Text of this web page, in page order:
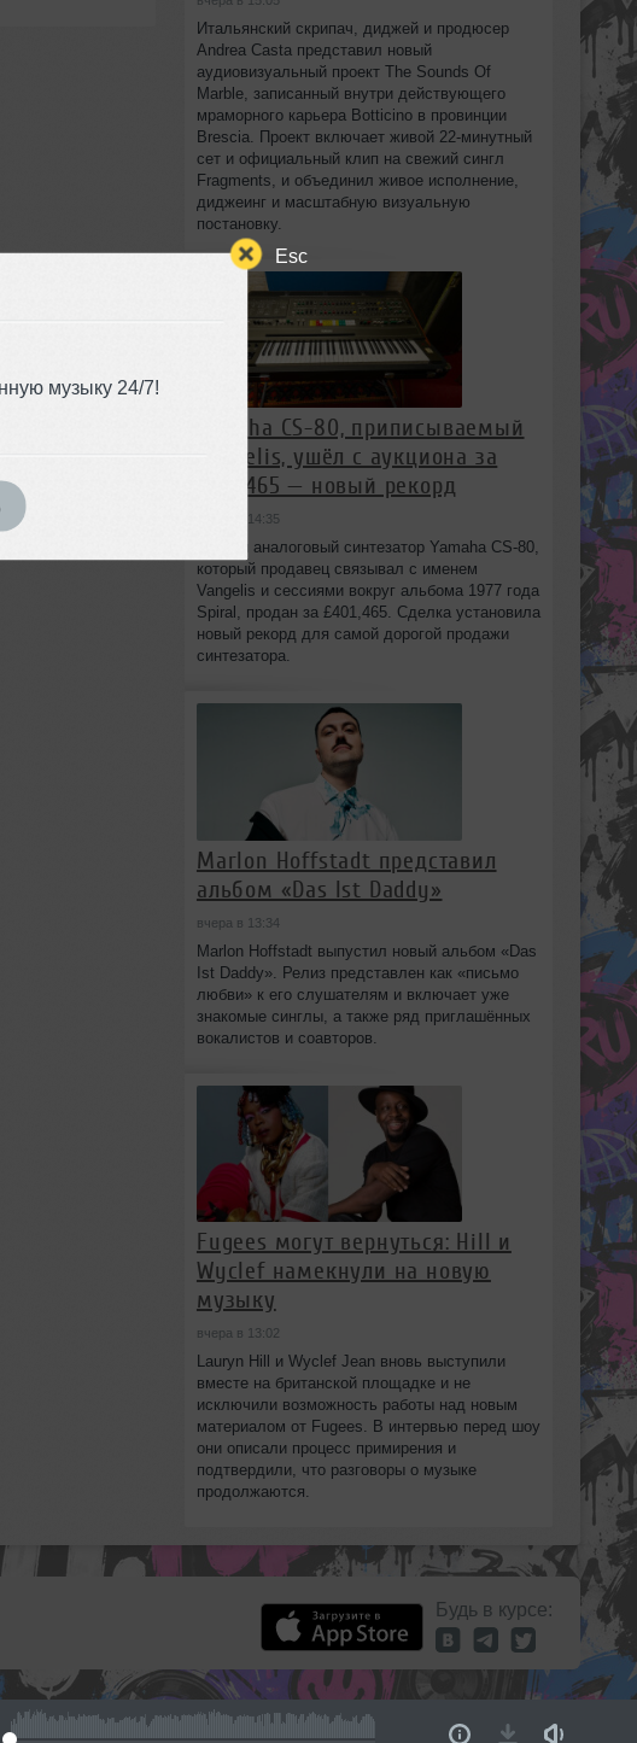
Esc
музыку 24/7!
Итальянский скрипач, диджей и продюсер
Andrea Casta представил новый
аудиовизуальный проект The Sounds Of
Marble, записанный внутри действующего
мраморного карьера Botticino в провинции
Brescia. Проект включает живой 22‑минутный
сет и официальный клип на свежий сингл
Fragments, и объединил живое исполнение,
диджеинг и масштабную визуальную
постановку.
Yamaha CS-80, приписываемый
Vangelis, ушёл с аукциона за
£401,465 — новый рекорд
вчера в 14:35
Редкий аналоговый синтезатор Yamaha CS-80,
который продавец связывал с именем
Vangelis и сессиями вокруг альбома 1977 года
Spiral, продан за £401,465. Сделка установила
новый рекорд для самой дорогой продажи
синтезатора.
Marlon Hoffstadt представил
альбом «Das Ist Daddy»
вчера в 13:34
Marlon Hoffstadt выпустил новый альбом «Das
Ist Daddy». Релиз представлен как «письмо
любви» к его слушателям и включает уже
знакомые синглы, а также ряд приглашённых
вокалистов и соавторов.
Fugees могут вернуться: Hill и
Wyclef намекнули на новую
музыку
вчера в 13:02
Lauryn Hill и Wyclef Jean вновь выступили
вместе на британской площадке и не
исключили возможность работы над новым
материалом от Fugees. В интервью перед шоу
они описали процесс примирения и
подтвердили, что разговоры о музыке
продолжаются.
Будь в курсе: